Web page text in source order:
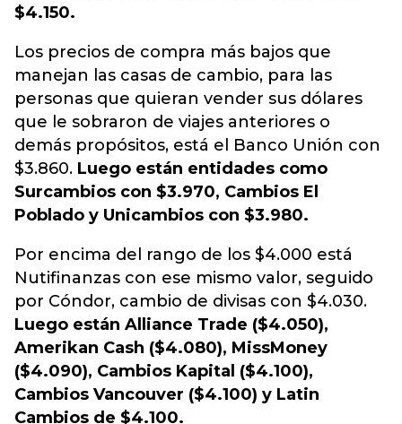
$4.150.
Los precios de compra más bajos que
manejan las casas de cambio, para las
personas que quieran vender sus dólares
que le sobraron de viajes anteriores o
demás propósitos, está el Banco Unión con
$3.860. Luego están entidades como
Surcambios con $3.970, Cambios El
Poblado y Unicambios con $3.980.
Por encima del rango de los $4.000 está
Nutifinanzas con ese mismo valor, seguido
por Cóndor, cambio de divisas con $4.030.
Luego están Alliance Trade ($4.050),
Amerikan Cash ($4.080), MissMoney
($4.090), Cambios Kapital ($4.100),
Cambios Vancouver ($4.100) y Latin
Cambios de $4.100.